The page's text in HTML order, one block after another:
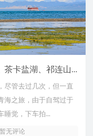
西北小环线（塔尔寺、青海湖、茶卡盐湖、祁连山、张掖）
尽管去过几次，但一直
海之旅，由于自驾过于
睡觉，下车拍...
暂无评论